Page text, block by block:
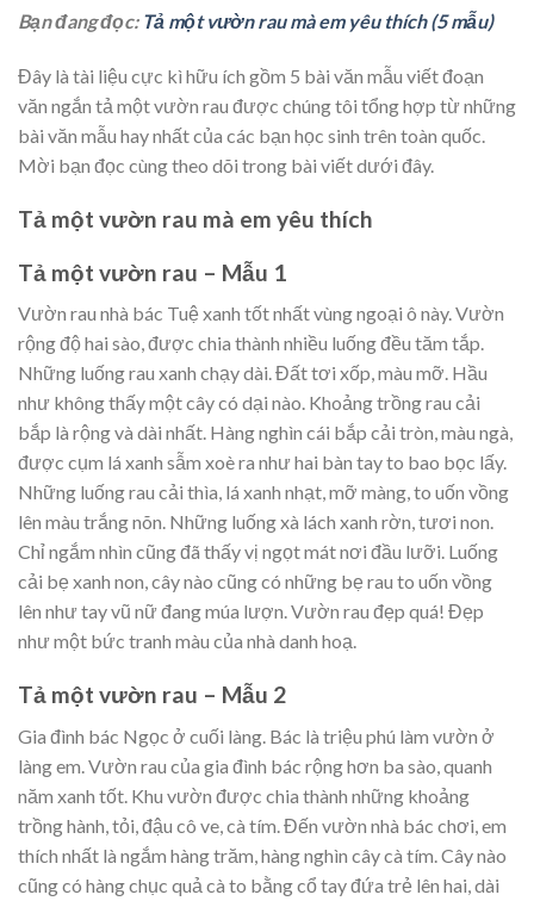
Bạn đang đọc: Tả một vườn rau mà em yêu thích (5 mẫu)
Đây là tài liệu cực kì hữu ích gồm 5 bài văn mẫu viết đoạn
văn ngắn tả một vườn rau được chúng tôi tổng hợp từ những
bài văn mẫu hay nhất của các bạn học sinh trên toàn quốc.
Mời bạn đọc cùng theo dõi trong bài viết dưới đây.
Tả một vườn rau mà em yêu thích
Tả một vườn rau – Mẫu 1
Vườn rau nhà bác Tuệ xanh tốt nhất vùng ngoại ô này. Vườn
rộng độ hai sào, được chia thành nhiều luống đều tăm tắp.
Những luống rau xanh chạy dài. Đất tơi xốp, màu mỡ. Hầu
như không thấy một cây có dại nào. Khoảng trồng rau cải
bắp là rộng và dài nhất. Hàng nghìn cái bắp cải tròn, màu ngà,
được cụm lá xanh sẫm xoè ra như hai bàn tay to bao bọc lấy.
Những luống rau cải thìa, lá xanh nhạt, mỡ màng, to uốn vồng
lên màu trắng nõn. Những luống xà lách xanh rờn, tươi non.
Chỉ ngắm nhìn cũng đã thấy vị ngọt mát nơi đầu lưỡi. Luống
cải bẹ xanh non, cây nào cũng có những bẹ rau to uốn vồng
lên như tay vũ nữ đang múa lượn. Vườn rau đẹp quá! Đẹp
như một bức tranh màu của nhà danh hoạ.
Tả một vườn rau – Mẫu 2
Gia đình bác Ngọc ở cuối làng. Bác là triệu phú làm vườn ở
làng em. Vườn rau của gia đình bác rộng hơn ba sào, quanh
năm xanh tốt. Khu vườn được chia thành những khoảng
trồng hành, tỏi, đậu cô ve, cà tím. Đến vườn nhà bác chơi, em
thích nhất là ngắm hàng trăm, hàng nghìn cây cà tím. Cây nào
cũng có hàng chục quả cà to bằng cổ tay đứa trẻ lên hai, dài